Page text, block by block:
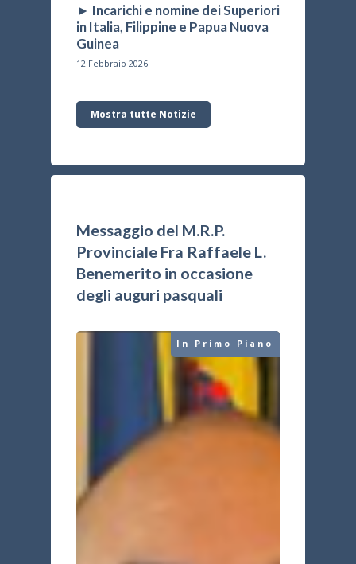
► Incarichi e nomine dei Superiori
in Italia, Filippine e Papua Nuova
Guinea
12 Febbraio 2026
Mostra tutte Notizie
Messaggio del M.R.P.
Provinciale Fra Raffaele L.
Benemerito in occasione
degli auguri pasquali